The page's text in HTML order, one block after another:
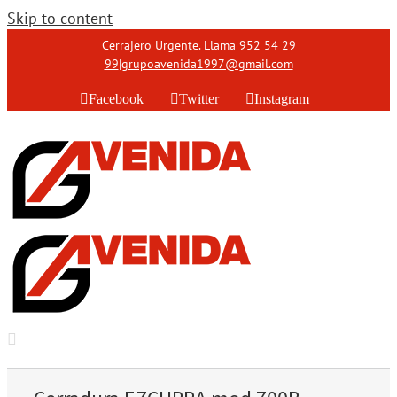
Skip to content
Cerrajero Urgente. Llama 952 54 29
99|grupoavenida1997@gmail.com
Facebook Twitter Instagram